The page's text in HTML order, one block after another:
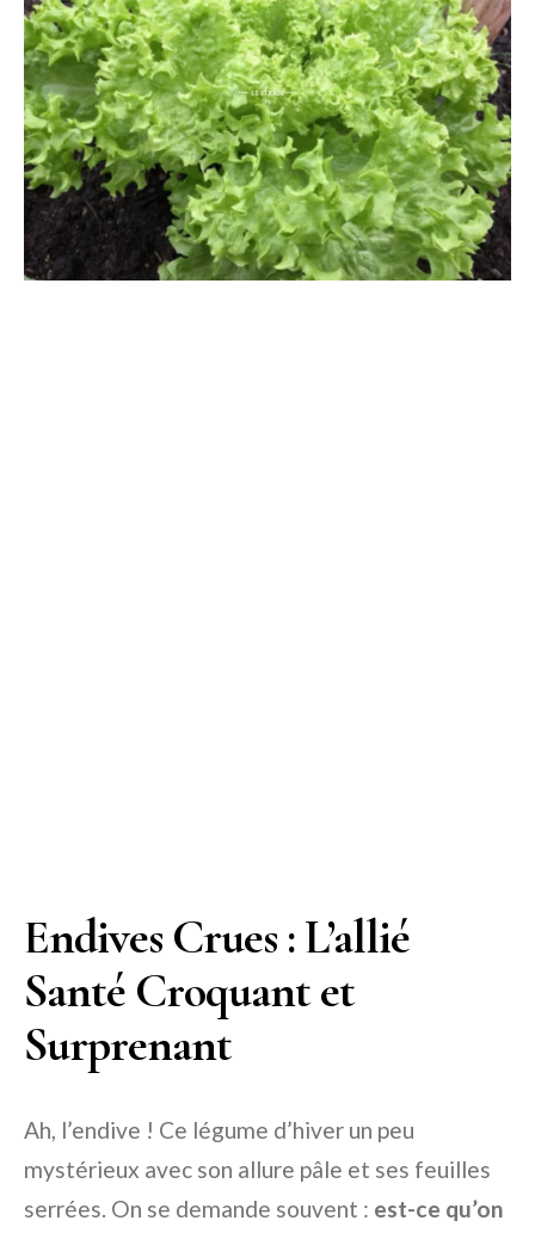
Endives Crues : L’allié
Santé Croquant et
Surprenant
Ah, l’endive ! Ce légume d’hiver un peu
mystérieux avec son allure pâle et ses feuilles
serrées. On se demande souvent : est-ce qu’on